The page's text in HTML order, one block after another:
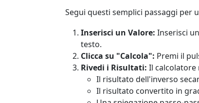
Segui questi semplici passaggi per
Inserisci un Valore: Inserisci
testo.
Clicca su "Calcola": Premi il
Rivedi i Risultati: Il calcolatore
Il risultato dell'inverso
Il risultato convertito in